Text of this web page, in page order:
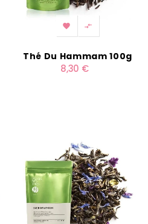
 
Thé Du Hammam 100g
8,30 €